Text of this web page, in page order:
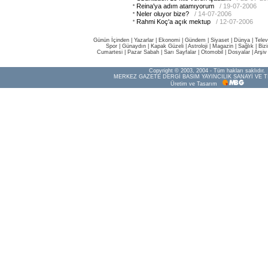
Reina'ya adım atamıyorum
/ 19-07-2006
Neler oluyor bize?
/ 14-07-2006
Rahmi Koç'a açık mektup
/ 12-07-2006
Günün İçinden Yazarlar Ekonomi Gündem Siyaset Dünya |
Spor
Günaydın Kapak Güzeli Astroloji Magazin Sağlık
Cumartesi
Pazar Sabah Sarı Sayfalar Otomobil Dosyalar Arşiv
Copyright © 2003, 2004 - Tüm hakları saklıdır.
MERKEZ GAZETE DERGİ BASIM YAYINCILIK SANAYİ VE
Üretim ve Tasarım